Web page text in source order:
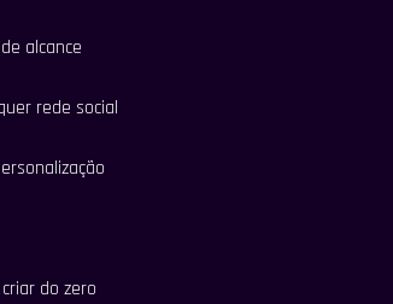
alcance
rede social
do zero